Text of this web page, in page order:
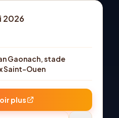
2026
Gaonach, stade
Saint-Ouen
plus